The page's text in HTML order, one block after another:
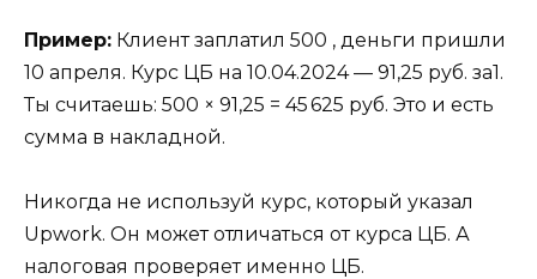
Пример: Клиент заплатил 500 , деньги пришли
10 апреля. Курс ЦБ на 10.04.2024 — 91,25 руб. за1.
Ты считаешь: 500 × 91,25 = 45 625 руб. Это и есть
сумма в накладной.
Никогда не используй курс, который указал
Upwork. Он может отличаться от курса ЦБ. А
налоговая проверяет именно ЦБ.